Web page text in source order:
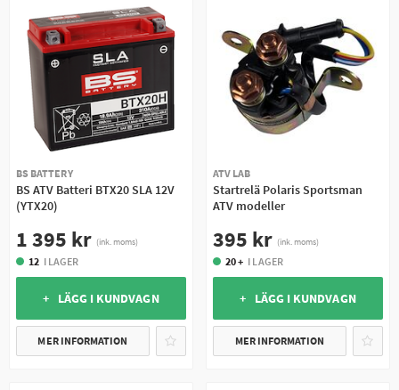
BS BATTERY
BS ATV Batteri BTX20 SLA 12V
(YTX20)
1 395 kr (ink. moms)
12 I LAGER
+ LÄGG I KUNDVAGN
MER INFORMATION
ATV LAB
Startrelä Polaris Sportsman
ATV modeller
395 kr (ink. moms)
20 + I LAGER
+ LÄGG I KUNDVAGN
MER INFORMATION